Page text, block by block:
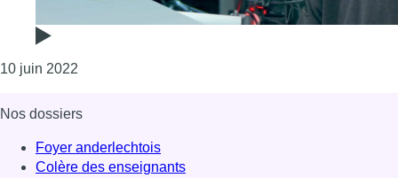
10 juin 2022
Nos dossiers
Foyer anderlechtois
Colère des enseignants